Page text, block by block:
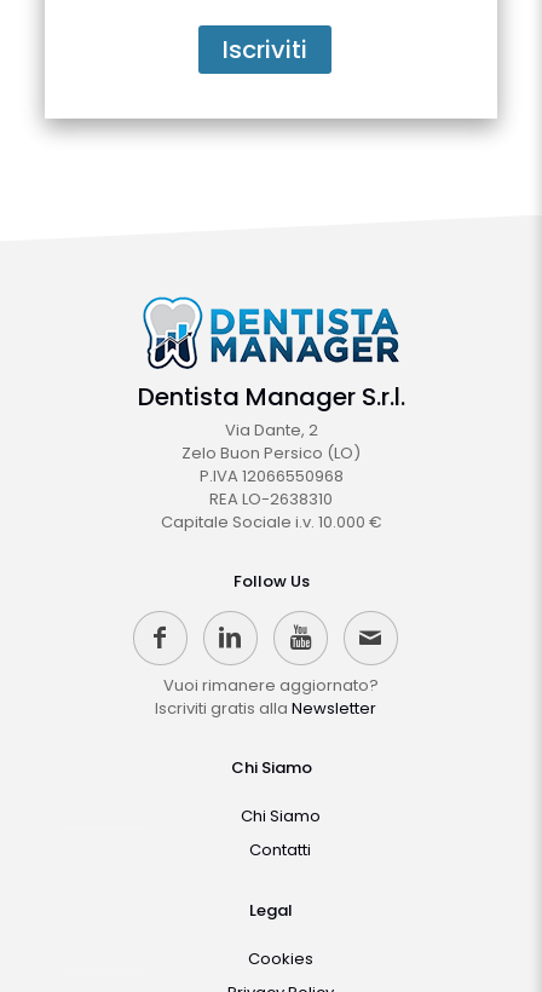
Dentista Manager S.r.l.
Via Dante, 2
Zelo Buon Persico (LO)
P.IVA 12066550968
REA LO-2638310
Capitale Sociale i.v. 10.000 €
Follow Us
Vuoi rimanere aggiornato?
Iscriviti gratis alla Newsletter
Chi Siamo
Chi Siamo
Contatti
Legal
Cookies